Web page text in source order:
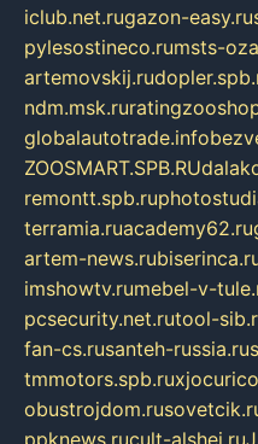
iclub.net.rugazon-easy.ru
pylesostineco.rumsts-
artemovskij.ru
ndm.msk.ru
globalautotrade.info
ZOOSMART.SPB.RU
remontt.spb.ru
terramia.ruacademy62.ru
artem-news.ru
imshowtv.rumebel-v-
pcsecurity.net.rutool-
fan-cs.rusanteh-russia.ru
tmmotors.spb.ru
obustrojdom.ru
ppknews.rucult-alshei.ru